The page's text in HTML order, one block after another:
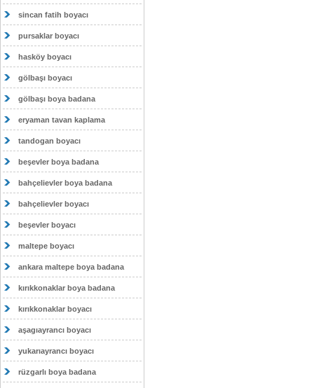
sincan fatih boyacı
pursaklar boyacı
hasköy boyacı
gölbaşı boyacı
gölbaşı boya badana
eryaman tavan kaplama
tandogan boyacı
beşevler boya badana
bahçelievler boya badana
bahçelievler boyacı
beşevler boyacı
maltepe boyacı
ankara maltepe boya badana
kırıkkonaklar boya badana
kırıkkonaklar boyacı
aşagıayrancı boyacı
yukarıayrancı boyacı
rüzgarlı boya badana